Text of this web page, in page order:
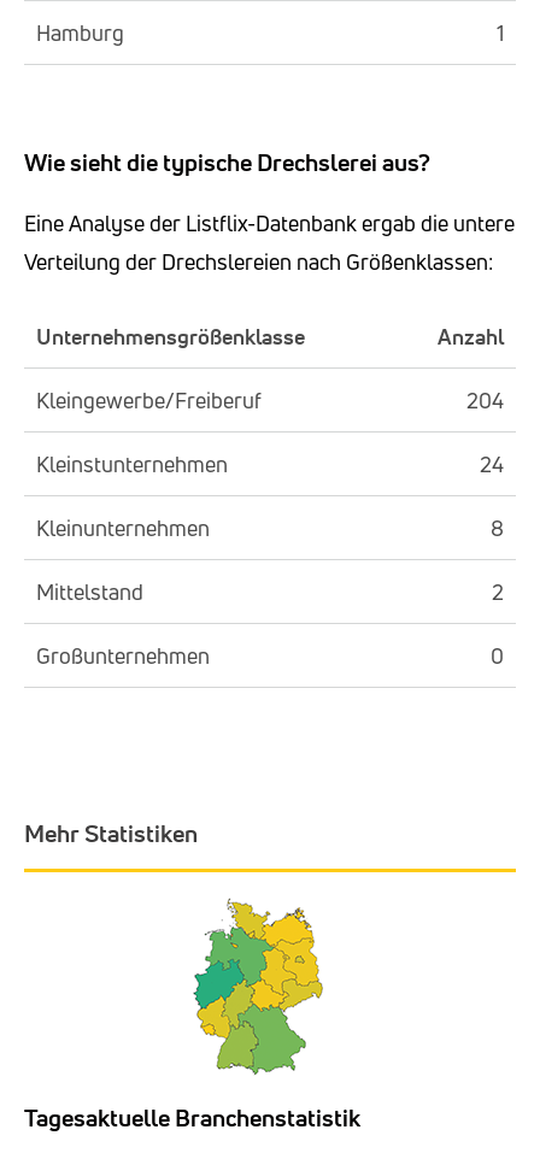
Hamburg 1
Wie sieht die typische Drechslerei aus?
Eine Analyse der Listflix-Datenbank ergab die untere
Verteilung der Drechslereien nach Größenklassen:
Unternehmensgrößenklasse Anzahl
Kleingewerbe/Freiberuf 204
Kleinstunternehmen 24
Kleinunternehmen 8
Mittelstand 2
Großunternehmen 0
Mehr Statistiken
Tagesaktuelle Branchenstatistik